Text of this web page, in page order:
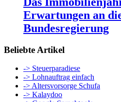
Erwartungen an
Bundesregierung
Beliebte Artikel
-> Steuerparadiese
-> Lohnauftrag einfach
-> Altersvorsorge Schufa
-> Kalaydoo